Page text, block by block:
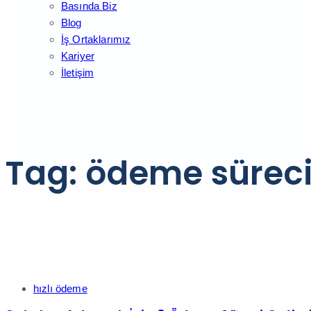
Basında Biz
Blog
İş Ortaklarımız
Kariyer
İletişim
Tag: ödeme
Tags hızlı ödeme